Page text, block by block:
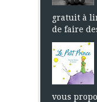
gratuit à
de faire
vous